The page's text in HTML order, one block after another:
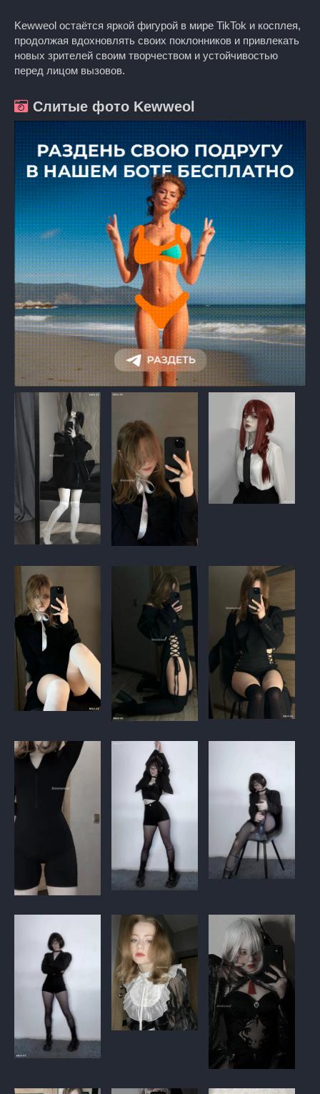
Kewweol остаётся яркой фигурой в мире TikTok и косплея,
продолжая вдохновлять своих поклонников и привлекать
новых зрителей своим творчеством и устойчивостью
перед лицом вызовов.
Слитые фото Kewweol